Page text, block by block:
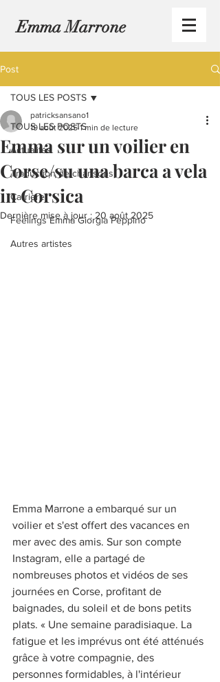
Emma Marrone
Post
TOUS LES POSTS
Actualités
Traduction de chansons
Carrière
Feelings Emma Giorgia Peppino
Autres artistes
TOUS LES POSTS
Emma sur un voilier en
Corse/su una barca a vela
in Corsica
patricksansano1
19 août 2025 1 min de lecture
Dernière mise à jour : 20 août 2025
Emma Marrone a embarqué sur un
voilier et s'est offert des vacances en
mer avec des amis. Sur son compte
Instagram, elle a partagé de
nombreuses photos et vidéos de ses
journées en Corse, profitant de
baignades, du soleil et de bons petits
plats. « Une semaine paradisiaque. La
fatigue et les imprévus ont été atténués
grâce à votre compagnie, des
personnes formidables, à l'intérieur